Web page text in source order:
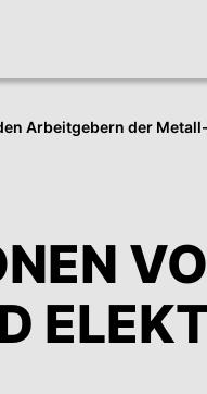
Arbeitgebern der